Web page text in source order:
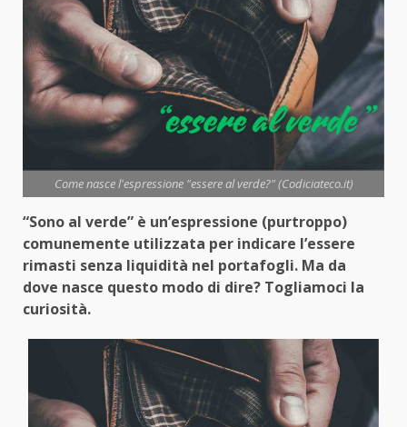
Come nasce l'espressione "essere al verde?" (Codiciateco.it)
“Sono al verde” è un’espressione (purtroppo)
comunemente utilizzata per indicare l’essere
rimasti senza liquidità nel portafogli. Ma da
dove nasce questo modo di dire? Togliamoci la
curiosità.